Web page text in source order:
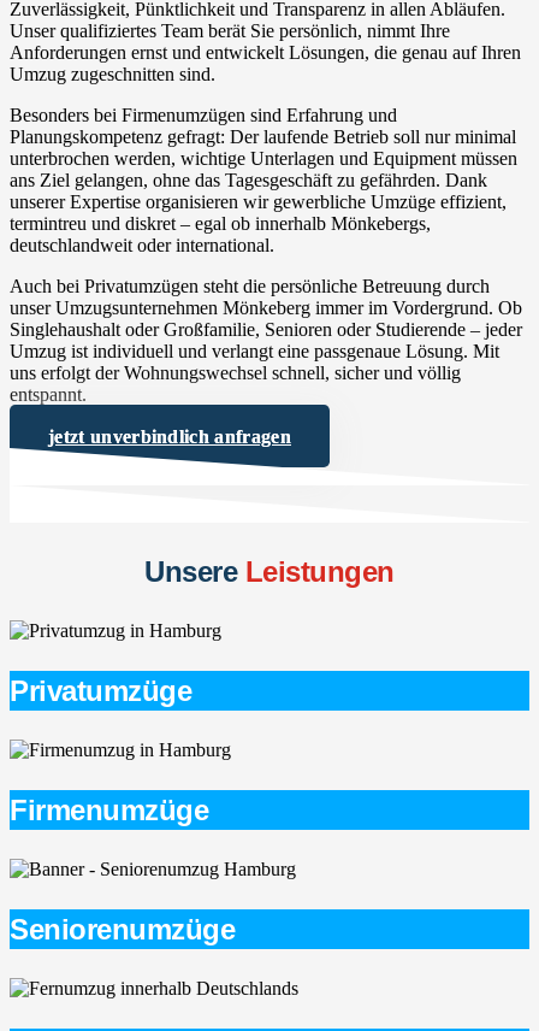
Zuverlässigkeit, Pünktlichkeit und Transparenz in allen Abläufen.
Unser qualifiziertes Team berät Sie persönlich, nimmt Ihre
Anforderungen ernst und entwickelt Lösungen, die genau auf Ihren
Umzug zugeschnitten sind.
Besonders bei Firmenumzügen sind Erfahrung und
Planungskompetenz gefragt: Der laufende Betrieb soll nur minimal
unterbrochen werden, wichtige Unterlagen und Equipment müssen
ans Ziel gelangen, ohne das Tagesgeschäft zu gefährden. Dank
unserer Expertise organisieren wir gewerbliche Umzüge effizient,
termintreu und diskret – egal ob innerhalb Mönkebergs,
deutschlandweit oder international.
Auch bei Privatumzügen steht die persönliche Betreuung durch
unser Umzugsunternehmen Mönkeberg immer im Vordergrund. Ob
Singlehaushalt oder Großfamilie, Senioren oder Studierende – jeder
Umzug ist individuell und verlangt eine passgenaue Lösung. Mit
uns erfolgt der Wohnungswechsel schnell, sicher und völlig
entspannt.
jetzt unverbindlich anfragen
UnsereLeistungen
Privatumzüge
Firmenumzüge
Seniorenumzüge